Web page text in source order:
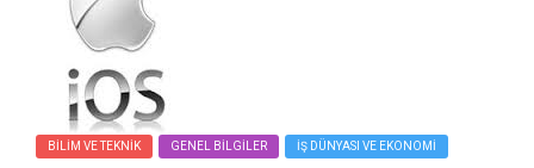
BILIM VE TEKNIK GENEL BILGILER İŞ DÜNYASI VE EKONOMI